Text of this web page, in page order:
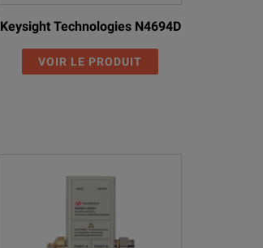
Keysight Technologies N4694D
VOIR LE PRODUIT